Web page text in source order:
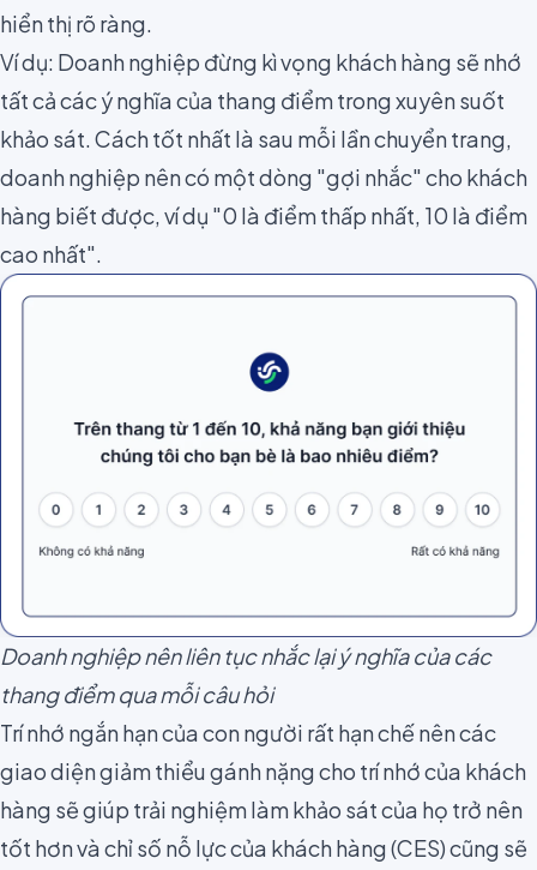
hiển thị rõ ràng.
Ví dụ: Doanh nghiệp đừng kì vọng khách hàng sẽ nhớ
tất cả các ý nghĩa của thang điểm trong xuyên suốt
khảo sát. Cách tốt nhất là sau mỗi lần chuyển trang,
doanh nghiệp nên có một dòng "gợi nhắc" cho khách
hàng biết được, ví dụ "0 là điểm thấp nhất, 10 là điểm
cao nhất".
Doanh nghiệp nên liên tục nhắc lại ý nghĩa của các
thang điểm qua mỗi câu hỏi
Trí nhớ ngắn hạn của con người rất hạn chế nên các
giao diện giảm thiểu gánh nặng cho trí nhớ của khách
hàng sẽ giúp trải nghiệm làm khảo sát của họ trở nên
tốt hơn và chỉ số nỗ lực của khách hàng (CES) cũng sẽ